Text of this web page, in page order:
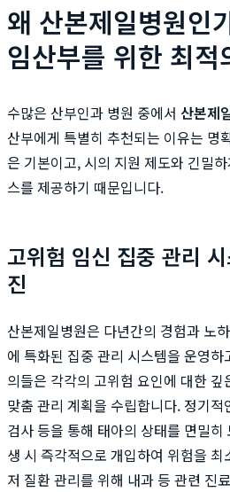
왜 산본제일병원인
임산부를 위한 최적
수많은 산부인과 병원 중에서 산본제
산부에게 특별히 추천되는 이유는 명
은 기본이고, 시의 지원 제도와 긴밀
스를 제공하기 때문입니다.
고위험 임신 집중 관리
진
산본제일병원은 다년간의 경험과 노
에 특화된 집중 관리 시스템을 운영
의들은 각각의 고위험 요인에 대한
맞춤 관리 계획을 수립합니다. 정기
검사 등을 통해 태아의 상태를 면밀
생 시 즉각적으로 개입하여 위험을
저 질환 관리를 위해 내과 등 관련 진